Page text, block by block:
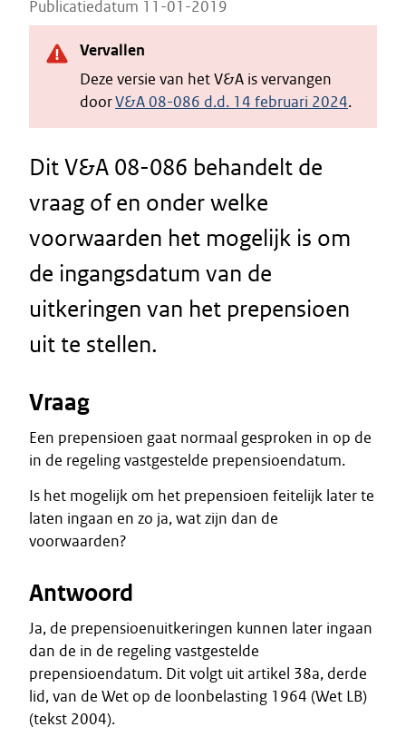
Publicatiedatum 11-01-2019
Vervallen
Deze versie van het V&A is vervangen
doorV&A 08-086 d.d. 14 februari 2024.
Dit V&A 08-086 behandelt de
vraag of en onder welke
voorwaarden het mogelijk is om
de ingangsdatum van de
uitkeringen van het prepensioen
uit te stellen.
Vraag
Een prepensioen gaat normaal gesproken in op de
in de regeling vastgestelde prepensioendatum.
Is het mogelijk om het prepensioen feitelijk later te
laten ingaan en zo ja, wat zijn dan de
voorwaarden?
Antwoord
Ja, de prepensioenuitkeringen kunnen later ingaan
dan de in de regeling vastgestelde
prepensioendatum. Dit volgt uit artikel 38a, derde
lid, van de Wet op de loonbelasting 1964 (Wet LB)
(tekst 2004).